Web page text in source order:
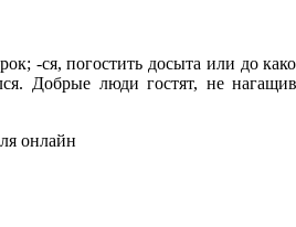
-ся, погостить досыта или до
Добрые люди гостят, не